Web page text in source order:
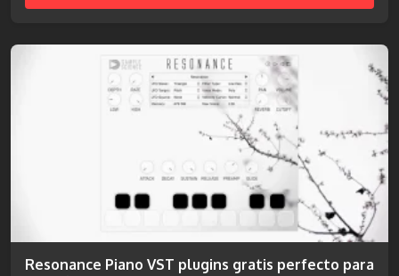
Resonance Piano VST plugins gratis perfecto para